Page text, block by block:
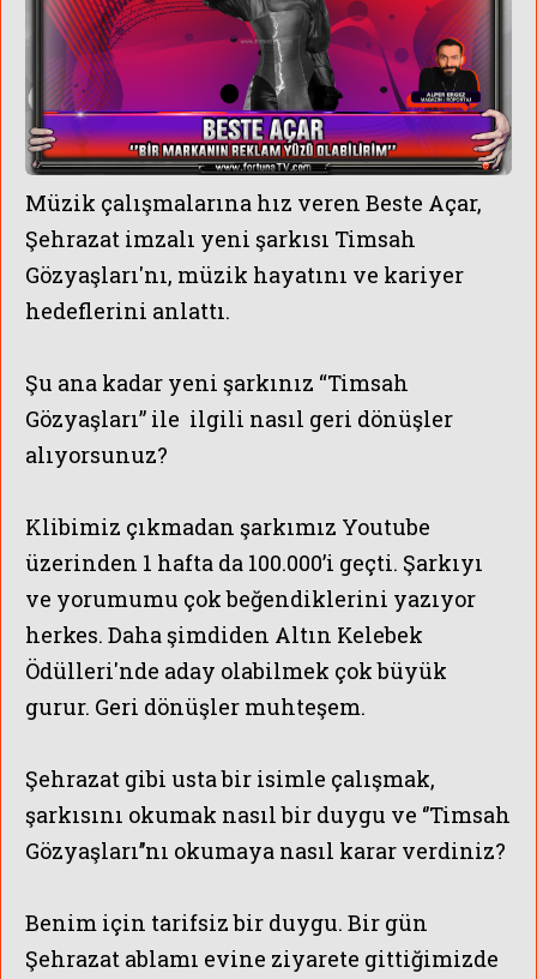
Müzik çalışmalarına hız veren Beste Açar,
Şehrazat imzalı yeni şarkısı Timsah
Gözyaşları'nı, müzik hayatını ve kariyer
hedeflerini anlattı.
Şu ana kadar yeni şarkınız “Timsah
Gözyaşları” ile ilgili nasıl geri dönüşler
alıyorsunuz?
Klibimiz çıkmadan şarkımız Youtube
üzerinden 1 hafta da 100.000’i geçti. Şarkıyı
ve yorumumu çok beğendiklerini yazıyor
herkes. Daha şimdiden Altın Kelebek
Ödülleri'nde aday olabilmek çok büyük
gurur. Geri dönüşler muhteşem.
Şehrazat gibi usta bir isimle çalışmak,
şarkısını okumak nasıl bir duygu ve ‘’Timsah
Gözyaşları’’nı okumaya nasıl karar verdiniz?
Benim için tarifsiz bir duygu. Bir gün
Şehrazat ablamı evine ziyarete gittiğimizde